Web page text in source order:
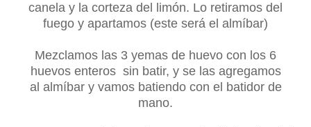
canela y la corteza del limón. Lo retiramos del
fuego y apartamos (este será el almíbar)
Mezclamos las 3 yemas de huevo con los 6
huevos enteros sin batir, y se las agregamos
al almíbar y vamos batiendo con el batidor de
mano.